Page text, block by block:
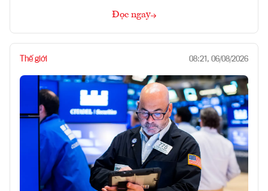
Đọc ngay
Thế giới 08:21, 06/08/2026